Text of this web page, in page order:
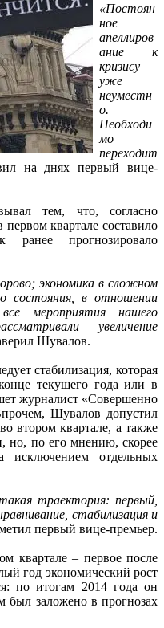
«Постоян
ное
апеллиров
ание к
кризису
уже
неуместн
о.
Необходи
мо
переходит
на днях первый вице-
тем, что, согласно
квартале составило
прогнозировало
экономика в сложном
состояния, в отношении
мероприятия нашего
увеличение
Шувалов.
стабилизация, которая
текущего года или в
журналист «Совершенно
Шувалов допустил
втором квартале, а также
но, по его мнению, скорее
исключением отдельных
траектория: первый,
стабилизация и
первый вице-премьер.
квартале – первое после
год экономический рост
по итогам 2014 года он
был заложено в прогнозах